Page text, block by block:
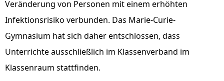
Veränderung von Personen mit einem erhöhten
Infektionsrisiko verbunden. Das Marie-Curie-
Gymnasium hat sich daher entschlossen, dass
Unterrichte ausschließlich im Klassenverband im
Klassenraum stattfinden.